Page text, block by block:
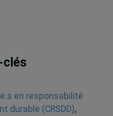
clés
en responsabilité
durable (CRSDD),